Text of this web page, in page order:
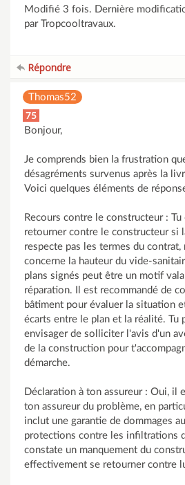
Modifié 3 fois. Dernière
par Tropcooltravaux.
Répondre
Thomas52
75
Bonjour,
Je comprends bien la frustration
désagréments survenus après la
Voici quelques éléments de
Recours contre le constructeur :
retourner contre le constructeur si
respecte pas les termes du
concerne la hauteur du vide-
plans signés peut être un motif
réparation. Il est recommandé de
bâtiment pour évaluer la situation
écarts entre le plan et la réalité. Tu
envisager de solliciter l'avis d'un
de la construction pour
démarche.
Déclaration à ton assureur : Oui, il
ton assureur du problème, en
inclut une garantie de dommages
protections contre les infiltrations
constate un manquement du
effectivement se retourner contre